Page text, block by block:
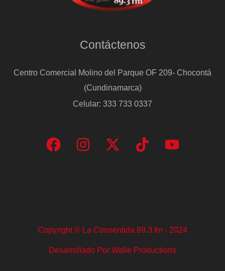
Contáctenos
Centro Comercial Molino del Parque OF 209- Chocontá
(Cundinamarca)
Celular: 333 733 0337
Copyright © La Consentida 89.3 fm - 2024
Desarrollado Por Walle Productions